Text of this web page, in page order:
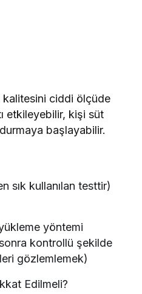
ciddi ölçüde
etkileyebilir, kişi süt
başlayabilir.
sık kullanılan testtir)
yöntemi
kontrollü şekilde
gözlemlemek)
Edilmeli?